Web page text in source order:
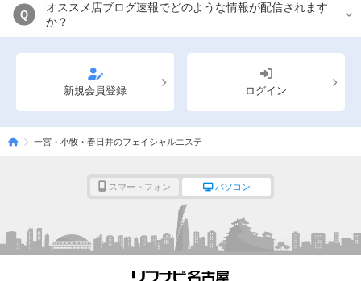
Q
オススメ店ブログ速報でどのような情報が配信されます
か？
新規会員登録 ログイン
一宮・小牧・春日井のフェイシャルエステ
スマートフォン パソコン